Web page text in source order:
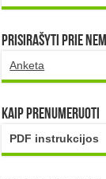
Prisirašyti prie
Anketa
Kaip prenumeruoti
PDF instrukcijos